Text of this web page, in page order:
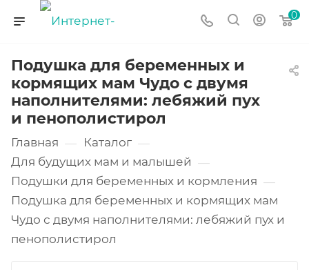
0
Подушка для беременных и
кормящих мам Чудо с двумя
наполнителями: лебяжий пух
и пенополистирол
Главная — Каталог —
Для будущих мам и малышей —
Подушки для беременных и кормления —
Подушка для беременных и кормящих мам
Чудо с двумя наполнителями: лебяжий пух и
пенополистирол